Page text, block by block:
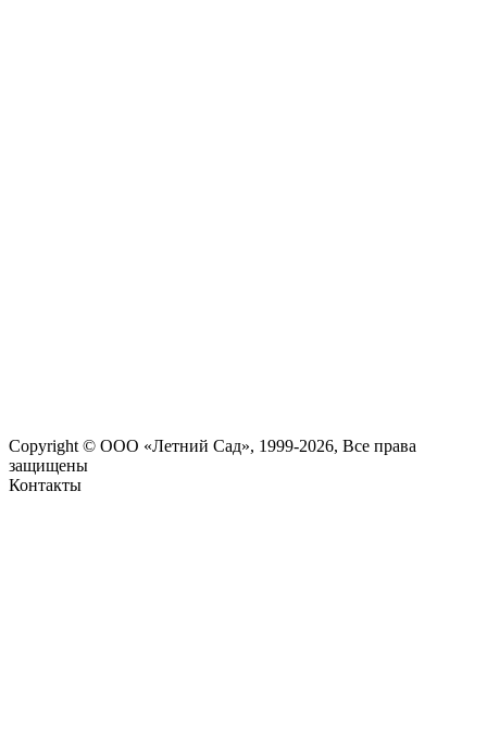
Copyright © ООО «Летний Сад», 1999-2026, Все права
защищены
Контакты